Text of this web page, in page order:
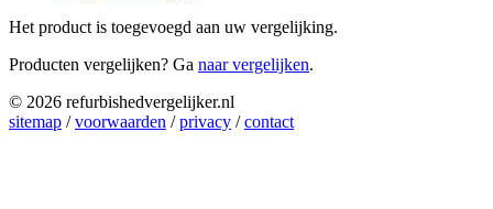
Het product is toegevoegd aan uw vergelijking.
Producten vergelijken? Ga naar vergelijken.
© 2026 refurbishedvergelijker.nl
sitemap /voorwaarden /privacy /contact